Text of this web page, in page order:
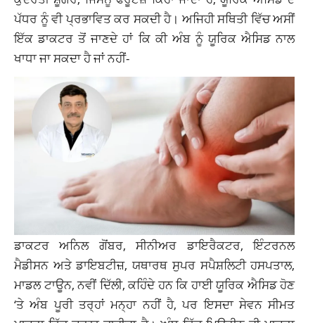
ਪੱਧਰ ਨੂੰ ਵੀ ਪ੍ਰਭਾਵਿਤ ਕਰ ਸਕਦੀ ਹੈ। ਅਜਿਹੀ ਸਥਿਤੀ ਵਿੱਚ ਅਸੀਂ
ਇੱਕ ਡਾਕਟਰ ਤੋਂ ਜਾਣਦੇ ਹਾਂ ਕਿ ਕੀ ਅੰਬ ਨੂੰ ਯੂਰਿਕ ਐਸਿਡ ਨਾਲ
ਖਾਧਾ ਜਾ ਸਕਦਾ ਹੈ ਜਾਂ ਨਹੀਂ-
ਡਾਕਟਰ ਅਨਿਲ ਗੋਂਬਰ, ਸੀਨੀਅਰ ਡਾਇਰੈਕਟਰ, ਇੰਟਰਨਲ
ਮੈਡੀਸਨ ਅਤੇ ਡਾਇਬਟੀਜ਼, ਯਥਾਰਥ ਸੁਪਰ ਸਪੈਸ਼ਲਿਟੀ ਹਸਪਤਾਲ,
ਮਾਡਲ ਟਾਊਨ, ਨਵੀਂ ਦਿੱਲੀ, ਕਹਿੰਦੇ ਹਨ ਕਿ ਹਾਈ ਯੂਰਿਕ ਐਸਿਡ ਹੋਣ
‘ਤੇ ਅੰਬ ਪੂਰੀ ਤਰ੍ਹਾਂ ਮਨ੍ਹਾ ਨਹੀਂ ਹੈ, ਪਰ ਇਸਦਾ ਸੇਵਨ ਸੀਮਤ